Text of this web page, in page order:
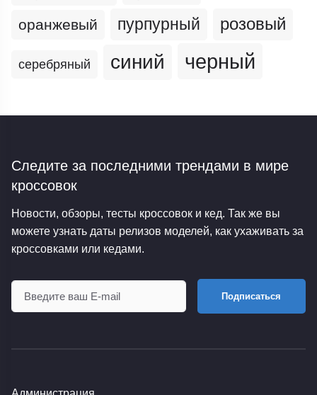
оранжевый пурпурный розовый
серебряный синий черный
Следите за последними трендами в мире
кроссовок
Новости, обзоры, тесты кроссовок и кед. Так же вы
можете узнать даты релизов моделей, как ухаживать за
кроссовками или кедами.
Подписаться